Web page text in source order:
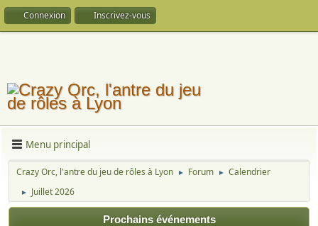
Connexion Inscrivez-vous
Menu principal
Crazy Orc, l'antre du jeu de rôles à Lyon ► Forum ► Calendrier
► Juillet 2026
Prochains événements